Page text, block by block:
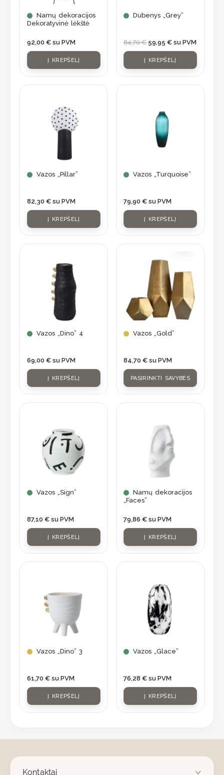
Namų dekoracijos
Dekoratyvinė lėkštė
92,00 € su PVM
Į KREPŠELĮ
Dubenys „Grey”
84,70€ 59,95 € su PVM
Į KREPŠELĮ
Vazos „Pillar”
82,30 € su PVM
Į KREPŠELĮ
Vazos „Turquoise”
79,90 € su PVM
Į KREPŠELĮ
Vazos „Dino” 4
69,00 € su PVM
Į KREPŠELĮ
Vazos „Gold”
84,70 € su PVM
PASIRINKTI SAVYBES
multiple
variants.
The
options
may
chosen
on
the
product
page
Vazos „Sign”
87,10 € su PVM
Į KREPŠELĮ
Namų dekoracijos
„Faces”
79,86 € su PVM
Į KREPŠELĮ
Vazos „Dino” 3
61,70 € su PVM
Į KREPŠELĮ
Vazos „Glace”
76,28 € su PVM
Į KREPŠELĮ
Kontaktai